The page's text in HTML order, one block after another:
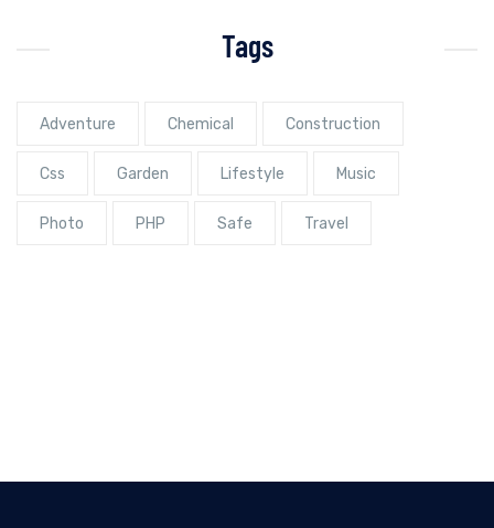
Tags
Adventure Chemical Construction
Css Garden Lifestyle Music
Photo PHP Safe Travel